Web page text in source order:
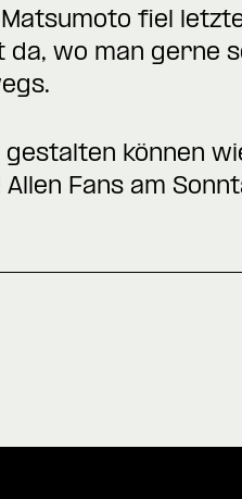
fiel
wo man gerne
können
Fans am